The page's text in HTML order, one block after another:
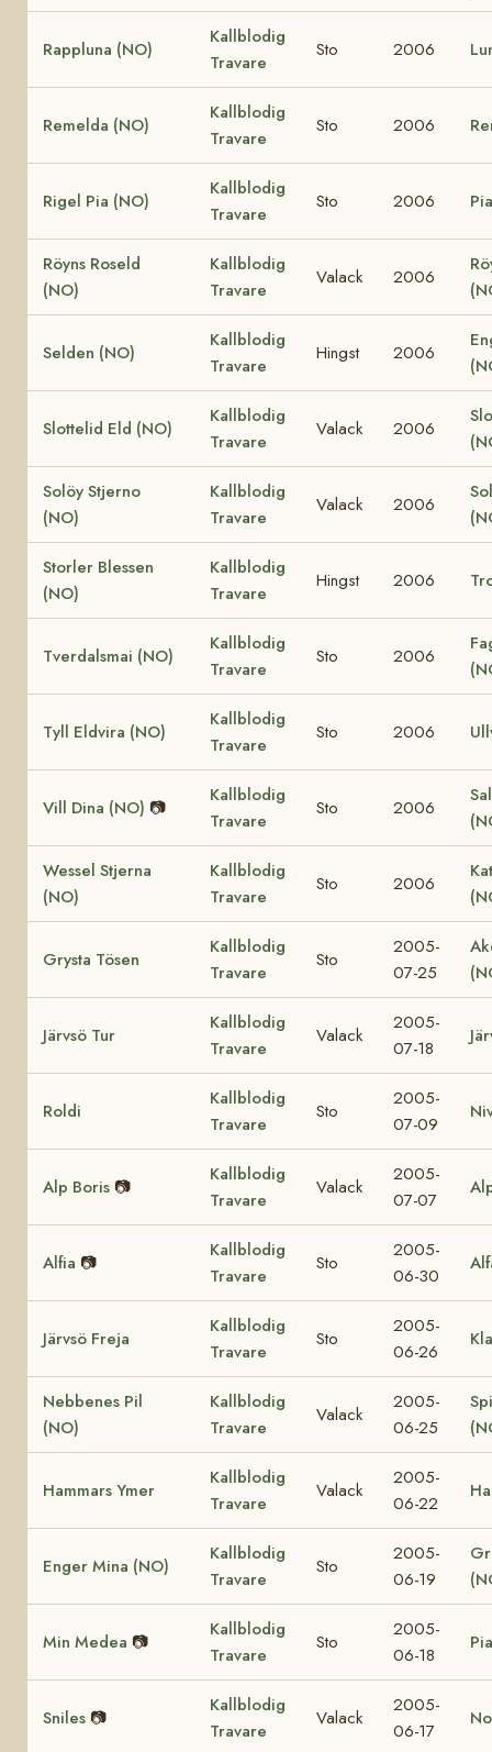
Rappluna (NO)
Kallblodig
Travare
Sto 2006
Remelda (NO)
Kallblodig
Travare
Sto 2006
Rigel Pia (NO)
Kallblodig
Travare
Sto 2006
Röyns Roseld
(NO)
Kallblodig
Travare
Valack 2006
Selden (NO)
Kallblodig
Travare
Hingst 2006
Slottelid Eld (NO)
Kallblodig
Travare
Valack 2006
Solöy Stjerno
(NO)
Kallblodig
Travare
Valack 2006
Storler Blessen
(NO)
Kallblodig
Travare
Hingst 2006
Tverdalsmai (NO)
Kallblodig
Travare
Sto 2006
Tyll Eldvira (NO)
Kallblodig
Travare
Sto 2006
Vill Dina (NO) 📷
Kallblodig
Travare
Sto 2006
Wessel Stjerna
(NO)
Kallblodig
Travare
Sto 2006
Grysta Tösen
Kallblodig
Travare
Sto
2005-
07-25
Järvsö Tur
Kallblodig
Travare
Valack
2005-
07-18
Roldi
Kallblodig
Travare
Sto
2005-
07-09
Alp Boris 📷
Kallblodig
Travare
Valack
2005-
07-07
Alfia 📷
Kallblodig
Travare
Sto
2005-
06-30
Järvsö Freja
Kallblodig
Travare
Sto
2005-
06-26
Nebbenes Pil
(NO)
Kallblodig
Travare
Valack
2005-
06-25
Hammars Ymer
Kallblodig
Travare
Valack
2005-
06-22
Enger Mina (NO)
Kallblodig
Travare
Sto
2005-
06-19
Min Medea 📷
Kallblodig
Travare
Sto
2005-
06-18
Sniles 📷
Kallblodig
Travare
Valack
2005-
06-17